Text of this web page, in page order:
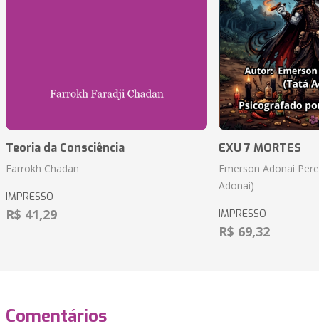
Teoria da Consciência
Farrokh Chadan
IMPRESSO
R$ 41,29
EXU 7 MORTES
Emerson Adonai
Adonai)
IMPRESSO
R$ 69,32
Comentários